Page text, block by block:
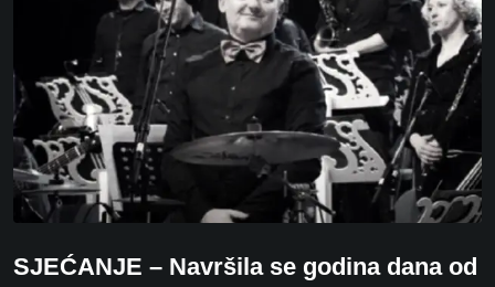
SJEĆANJE – Navršila se godina dana od